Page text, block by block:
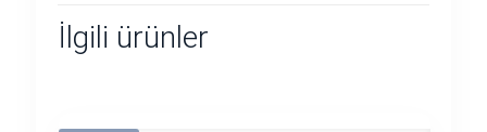
İlgili ürünler